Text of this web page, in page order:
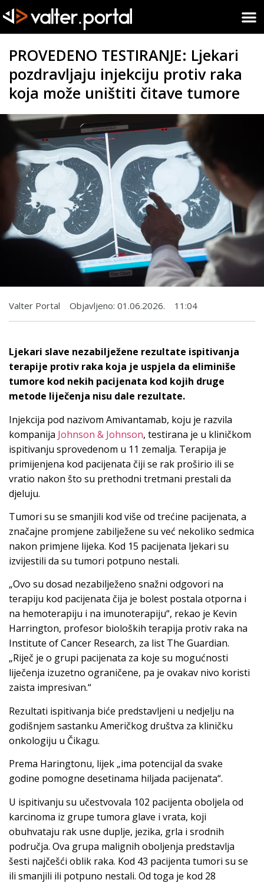
PROVEDENO TESTIRANJE: Ljekari
pozdravljaju injekciju protiv raka
koja može uništiti čitave tumore
Valter Portal Objavljeno: 01.06.2026. 11:04
Ljekari slave nezabilježene rezultate ispitivanja
terapije protiv raka koja je uspjela da eliminiše
tumore kod nekih pacijenata kod kojih druge
metode liječenja nisu dale rezultate.
Injekcija pod nazivom Amivantamab, koju je razvila
kompanija Johnson & Johnson, testirana je u kliničkom
ispitivanju sprovedenom u 11 zemalja. Terapija je
primijenjena kod pacijenata čiji se rak proširio ili se
vratio nakon što su prethodni tretmani prestali da
djeluju.
Tumori su se smanjili kod više od trećine pacijenata, a
značajne promjene zabilježene su već nekoliko sedmica
nakon primjene lijeka. Kod 15 pacijenata ljekari su
izvijestili da su tumori potpuno nestali.
„Ovo su dosad nezabilježeno snažni odgovori na
terapiju kod pacijenata čija je bolest postala otporna i
na hemoterapiju i na imunoterapiju“, rekao je Kevin
Harrington, profesor bioloških terapija protiv raka na
Institute of Cancer Research, za list The Guardian.
„Riječ je o grupi pacijenata za koje su mogućnosti
liječenja izuzetno ograničene, pa je ovakav nivo koristi
zaista impresivan.“
Rezultati ispitivanja biće predstavljeni u nedjelju na
godišnjem sastanku Američkog društva za kliničku
onkologiju u Čikagu.
Prema Haringtonu, lijek „ima potencijal da svake
godine pomogne desetinama hiljada pacijenata“.
U ispitivanju su učestvovala 102 pacijenta oboljela od
karcinoma iz grupe tumora glave i vrata, koji
obuhvataju rak usne duplje, jezika, grla i srodnih
područja. Ova grupa malignih oboljenja predstavlja
šesti najčešći oblik raka. Kod 43 pacijenta tumori su se
ili smanjili ili potpuno nestali. Od toga je kod 28